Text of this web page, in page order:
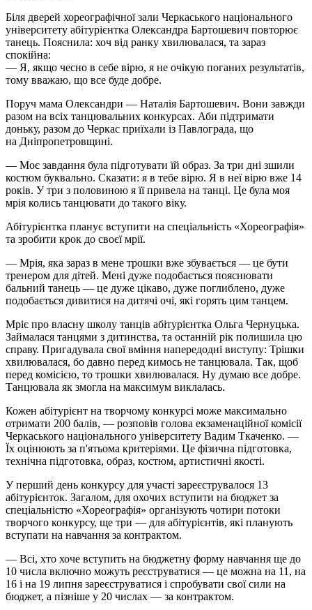
Біля дверей хореографічної зали Черкаського національного
університету абітурієнтка Олександра Бартошевич повторює
танець. Пояснила: хоч від ранку хвилювалася, та зараз
спокійна:
— Я, якщо чесно в себе вірю, я не очікую поганих результатів,
тому вважаю, що все буде добре.
Поруч мама Олександри — Наталія Бартошевич. Вони завжди
разом на всіх танцювальних конкурсах. Аби підтримати
доньку, разом до Черкас приїхали із Павлограда, що
на Дніпропетровщині.
— Моє завдання була підготувати їй образ. За три дні зшили
костюм буквально. Сказати: я в тебе вірю. Я в неї вірю вже 14
років. У три з половиною я її привела на танці. Це була моя
мрія колись танцювати до такого віку.
Абітурієнтка планує вступити на спеціальність «Хореографія»
та зробити крок до своєї мрії.
— Мрія, яка зараз в мене трошки вже збувається — це бути
тренером для дітей. Мені дуже подобається пояснювати
бальний танець — це дуже цікаво, дуже поглиблено, дуже
подобається дивитися на дитячі очі, які горять цим танцем.
Мріє про власну школу танців абітурієнтка Ольга Чернуцька.
Займалася танцями з дитинства, та останній рік полишила цю
справу. Пригадувала свої вміння напередодні виступу: Трішки
хвилювалася, бо давно перед кимось не танцювала. Так, щоб
перед комісією, то трошки хвилювалася. Ну думаю все добре.
Танцювала як змогла на максимум виклалась.
Кожен абітурієнт на творчому конкурсі може максимально
отримати 200 балів, — розповів голова екзаменаційної комісії
Черкаського національного університету Вадим Ткаченко. —
Їх оцінюють за п'ятьома критеріями. Це фізична підготовка,
технічна підготовка, образ, костюм, артистичні якості.
У перший день конкурсу для участі зареєструвалося 13
абітурієнток. Загалом, для охочих вступити на бюджет за
спеціальністю «Хореографія» організують чотири потоки
творчого конкурсу, ще три — для абітурієнтів, які планують
вступати на навчання за контрактом.
— Всі, хто хоче вступить на бюджетну форму навчання ще до
10 числа включно можуть реєструватися — це можна на 11, на
16 і на 19 липня зареєструватися і спробувати свої сили на
бюджет, а пізніше у 20 числах — за контрактом.